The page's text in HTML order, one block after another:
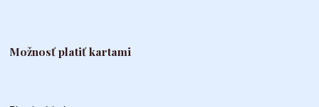
Možnosť platiť kartami